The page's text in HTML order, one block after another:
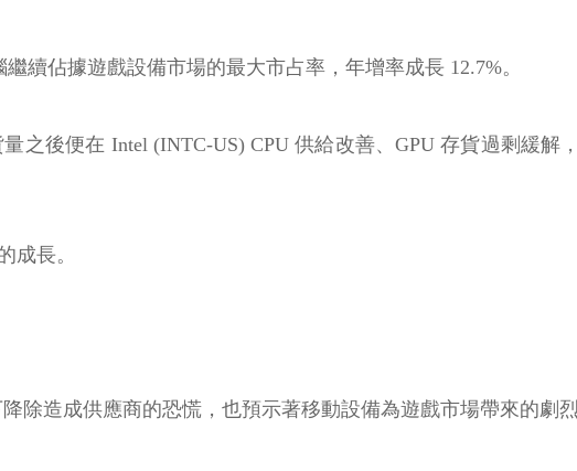
續佔據遊戲設備市場的最大市占率，年增率成長 12.7%。
之後便在 Intel (INTC-US) CPU 供給改善、GPU 存貨過剩緩解
成長。
除造成供應商的恐慌，也預示著移動設備為遊戲市場帶來的劇烈